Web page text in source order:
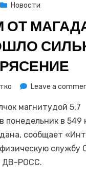
Новости
ОТ
Leave a
магнитудой 5,7
понедельник в 549
сообщает
службу
ДВ-РОСС.